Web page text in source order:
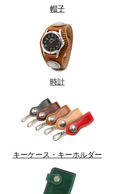
帽子
時計
キーケース・キーホルダー